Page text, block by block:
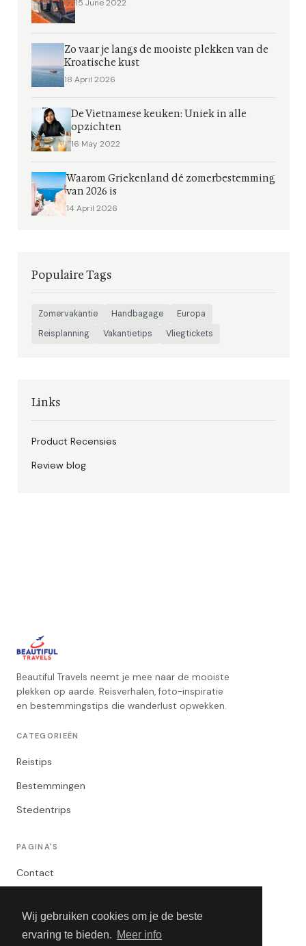
Wij gebruiken cookies om je de beste
ervaring te bieden. Meer info
15 June 2022
Zo vaar je langs de mooiste plekken van de
Kroatische kust
18 April 2026
De Vietnamese keuken: Uniek in alle
opzichten
16 May 2022
Waarom Griekenland dé zomerbestemming
van 2026 is
14 April 2026
Populaire Tags
Zomervakantie Handbagage
Europa
Reisplanning
Vakantietips Vliegtickets
Links
Product Recensies
Review blog
Beautiful Travels neemt je mee naar de mooiste
plekken op aarde. Reisverhalen, foto-inspiratie
en bestemmingstips die wanderlust opwekken.
CATEGORIEËN
Reistips
Bestemmingen
Stedentrips
PAGINA'S
Contact
Algemene Voorwaarden